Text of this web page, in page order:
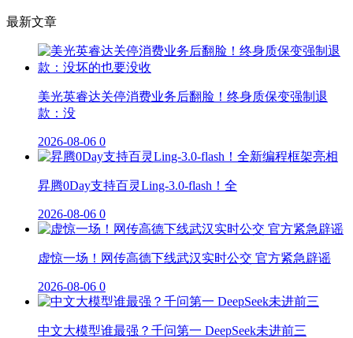
最新文章
美光英睿达关停消费业务后翻脸！终身质保变强制退
款：没
2026-08-06 0
昇腾0Day支持百灵Ling-3.0-flash！全
2026-08-06 0
虚惊一场！网传高德下线武汉实时公交 官方紧急辟谣
2026-08-06 0
中文大模型谁最强？千问第一 DeepSeek未进前三